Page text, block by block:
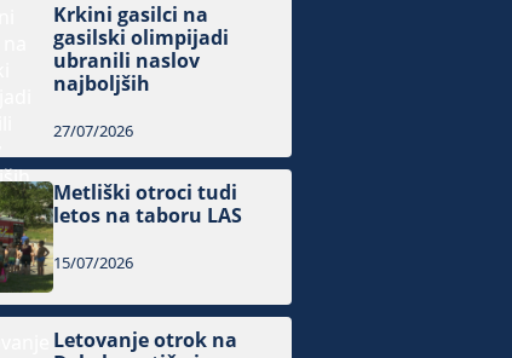
Krkini gasilci na
gasilski olimpijadi
ubranili naslov
najboljših
27/07/2026
Metliški otroci tudi
letos na taboru LAS
15/07/2026
Letovanje otrok na